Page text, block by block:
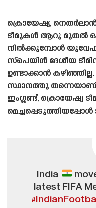
ക്രൊയേഷ്യ,
ടീമുകൾ ആറു മുതൽ
നിൽക്കുമ്പോൾ യുവേഫ
സ്പെയിൻ ദേശീയ
ഉണ്ടാക്കാൻ
സ്ഥാനത്തു തന്നെയാണ്
ഇംഗ്ലണ്ട്, ക്രൊയേഷ്യ
India
latest FIFA